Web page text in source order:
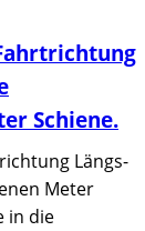
Schiene.
Längs-
Meter
in die